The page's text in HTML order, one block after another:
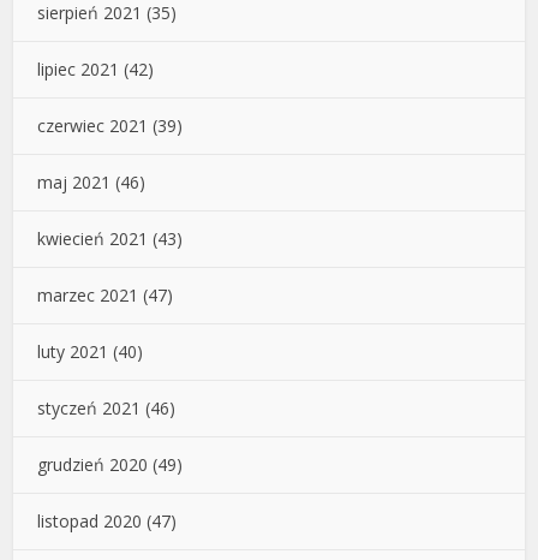
sierpień 2021 (35)
lipiec 2021 (42)
czerwiec 2021 (39)
maj 2021 (46)
kwiecień 2021 (43)
marzec 2021 (47)
luty 2021 (40)
styczeń 2021 (46)
grudzień 2020 (49)
listopad 2020 (47)